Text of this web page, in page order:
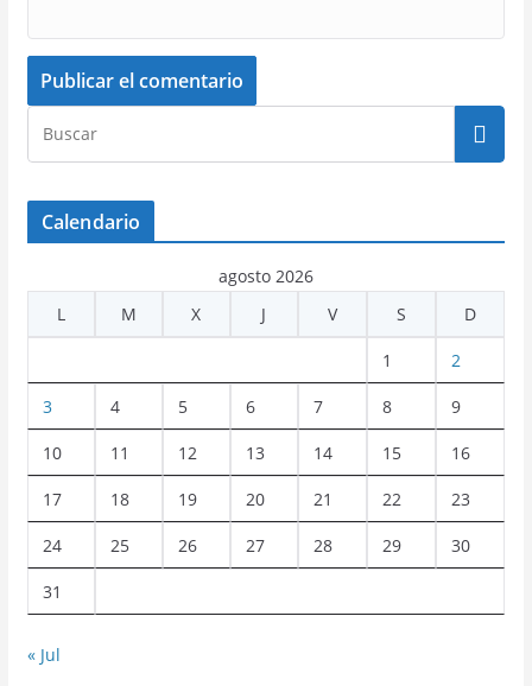
Calendario
agosto 2026
L
M X J V S D
1 2
3 4 5 6 7 8 9
10 11 12 13 14 15 16
17 18 19 20 21 22 23
24 25 26 27 28 29 30
31
« Jul